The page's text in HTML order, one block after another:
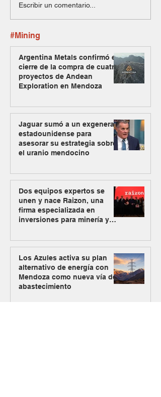
Escribir un comentario...
#Mining
Argentina Metals confirmó el
cierre de la compra de cuatro
proyectos de Andean
Exploration en Mendoza
Jaguar sumó a un exgeneral
estadounidense para
asesorar su estrategia sobre
el uranio mendocino
Dos equipos expertos se
unen y nace Raizon, una
firma especializada en
inversiones para minería y
Los Azules activa su plan
alternativo de energía con
Mendoza como nueva vía de
abastecimiento